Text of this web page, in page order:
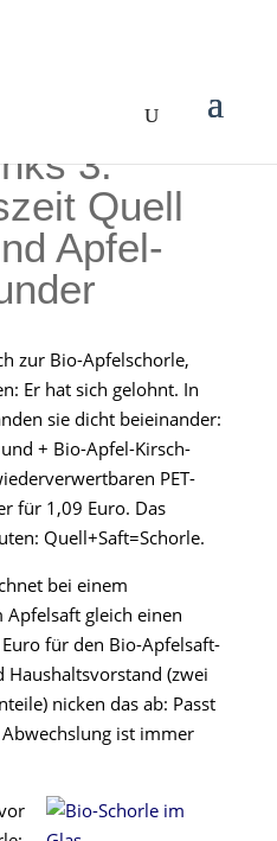
3:
Quell
Apfel-
zur Bio-Apfelschorle,
Er hat sich gelohnt. In
sie dicht beieinander:
+ Bio-Apfel-Kirsch-
PET-
für 1,09 Euro. Das
Quell+Saft=Schorle.
bei einem
gleich einen
für den Bio-Apfelsaft-
(zwei
nicken das ab: Passt
ist immer